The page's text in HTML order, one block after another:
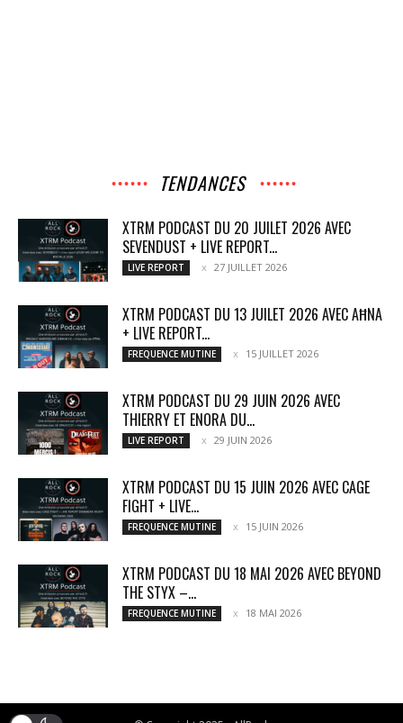
TENDANCES
XTRM PODCAST DU 20 JUILET 2026 AVEC
SEVENDUST + LIVE REPORT...
LIVE REPORT 27 JUILLET 2026
XTRM PODCAST DU 13 JUILET 2026 AVEC AĦNA
+ LIVE REPORT...
FREQUENCE MUTINE 15 JUILLET 2026
XTRM PODCAST DU 29 JUIN 2026 AVEC
THIERRY ET ENORA DU...
LIVE REPORT 29 JUIN 2026
XTRM PODCAST DU 15 JUIN 2026 AVEC CAGE
FIGHT + LIVE...
FREQUENCE MUTINE 15 JUIN 2026
XTRM PODCAST DU 18 MAI 2026 AVEC BEYOND
THE STYX –...
FREQUENCE MUTINE 18 MAI 2026